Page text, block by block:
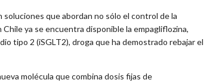
que abordan no sólo el control de la
ya se encuentra disponible la empagliflozina,
tipo 2 (iSGLT2), droga que ha demostrado rebajar el
molécula que combina dosis fijas de